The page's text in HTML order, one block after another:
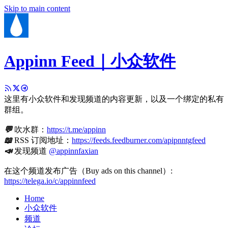
Skip to main content
Appinn Feed｜小众软件
这里有小众软件和发现频道的内容更新，以及一个绑定的私有
群组。
💬吹水群： https://t.me/appinn
📖RSS 订阅地址： https://feeds.feedburner.com/apipnntgfeed
📣发现频道 @appinnfaxian
在这个频道发布广告（Buy ads on this channel）:
https://telega.io/c/appinnfeed
Home
小众软件
频道